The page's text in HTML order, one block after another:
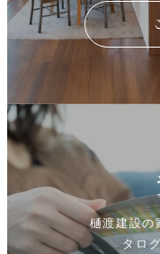
樋渡建設の
タロ